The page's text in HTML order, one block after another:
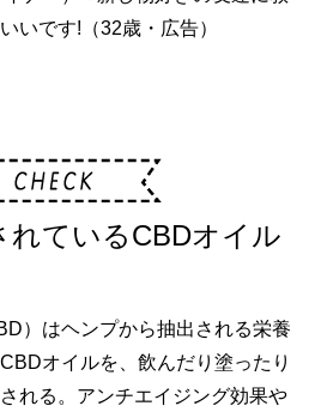
いです!（32歳・広告）
れているCBDオイル
）はヘンプから抽出される栄養
オイルを、飲んだり塗ったり
れる。アンチエイジング効果や